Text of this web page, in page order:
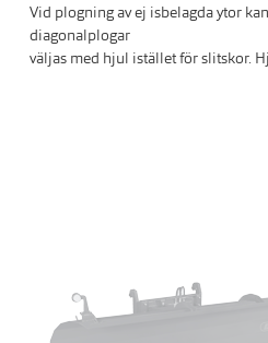
Vid plogning av ej isbelagda ytor
diagonalplogar
väljas med hjul istället för slitskor.